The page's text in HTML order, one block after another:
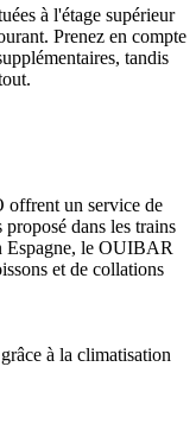
à l'étage supérieur
Prenez en compte
tandis
offrent un service de
dans les trains
Espagne, le OUIBAR
et de collations
à la climatisation